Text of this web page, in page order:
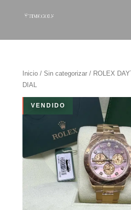
Inicio/ Sin categorizar/ ROLEX
DIAL
VENDIDO